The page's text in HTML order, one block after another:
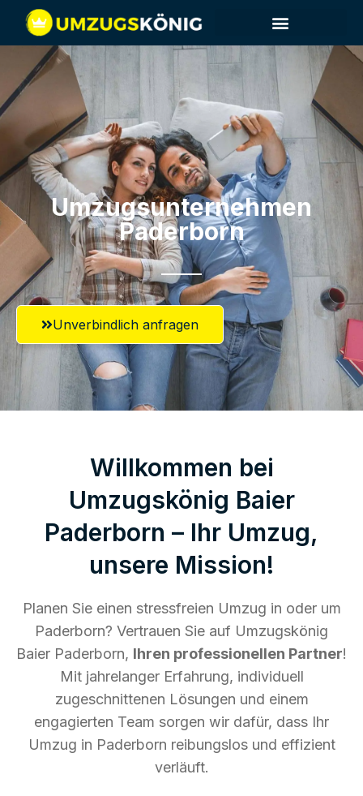
Umzugsunternehmen
Paderborn
Unverbindlich anfragen
Willkommen bei
Umzugskönig Baier
Paderborn – Ihr Umzug,
unsere Mission!
Planen Sie einen stressfreien Umzug in oder um
Paderborn? Vertrauen Sie auf Umzugskönig
Baier Paderborn, Ihren professionellen Partner!
Mit jahrelanger Erfahrung, individuell
zugeschnittenen Lösungen und einem
engagierten Team sorgen wir dafür, dass Ihr
Umzug in Paderborn reibungslos und effizient
verläuft.